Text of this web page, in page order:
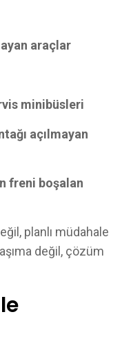
araçlar
minibüsleri
açılmayan
freni boşalan
planlı müdahale
değil, çözüm